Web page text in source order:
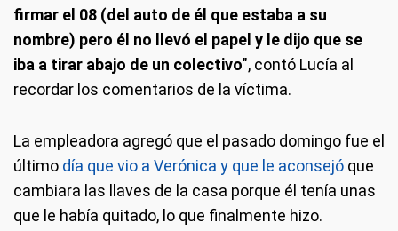
firmar el 08 (del auto de él que estaba a su
nombre) pero él no llevó el papel y le dijo que se
iba a tirar abajo de un colectivo", contó Lucía al
recordar los comentarios de la víctima.
La empleadora agregó que el pasado domingo fue el
último día que vio a Verónica y que le aconsejó que
cambiara las llaves de la casa porque él tenía unas
que le había quitado, lo que finalmente hizo.